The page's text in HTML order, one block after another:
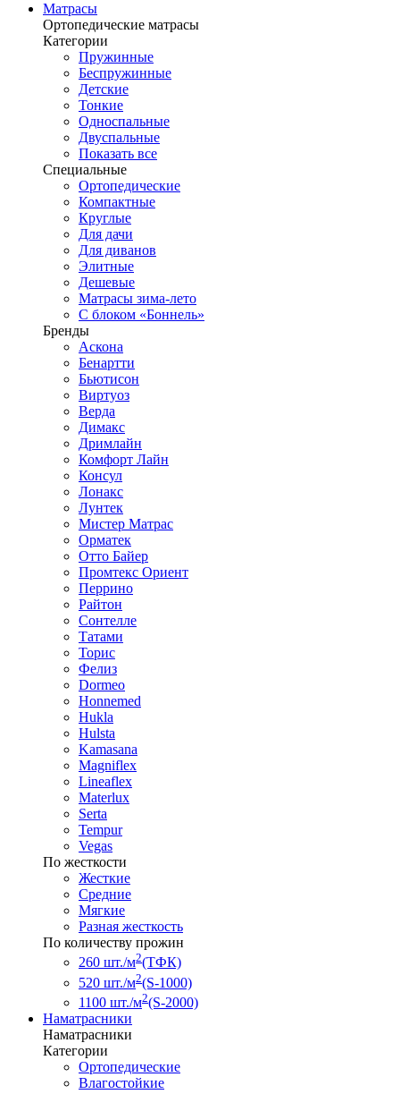
Матрасы
Ортопедические матрасы
Категории
Пружинные
Беспружинные
Детские
Тонкие
Односпальные
Двуспальные
Показать все
Специальные
Ортопедические
Компактные
Круглые
Для дачи
Для диванов
Элитные
Дешевые
Матрасы зима-лето
С блоком «Боннель»
Бренды
Аскона
Бенартти
Бьютисон
Виртуоз
Верда
Димакс
Дримлайн
Комфорт Лайн
Консул
Лонакс
Лунтек
Мистер Матрас
Орматек
Отто Байер
Промтекс Ориент
Перрино
Райтон
Сонтелле
Татами
Торис
Фелиз
Dormeo
Honnemed
Hukla
Hulsta
Kamasana
Magniflex
Lineaflex
Materlux
Serta
Tempur
Vegas
По жесткости
Жесткие
Средние
Мягкие
Разная жесткость
По количеству прожин
260 шт./м2(ТФК)
520 шт./м2(S-1000)
1100 шт./м2(S-2000)
Наматрасники
Наматрасники
Категории
Ортопедические
Влагостойкие